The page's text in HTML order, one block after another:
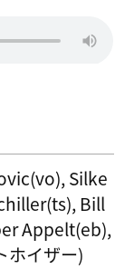
Silke
Bill
Appelt(eb),
ホイザー)